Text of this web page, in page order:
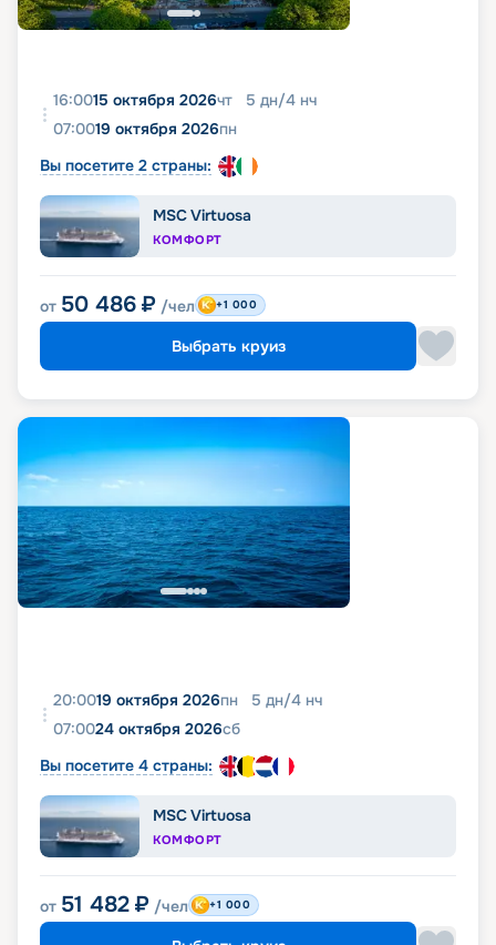
16:0015 октября 2026чт 5 дн/4 нч
07:0019 октября 2026пн
Вы посетите 2 страны:
MSC Virtuosa
КОМФОРТ
от 50 486 ₽ /чел +1 000
Выбрать круиз
20:0019 октября 2026пн 5 дн/4 нч
07:0024 октября 2026сб
Вы посетите 4 страны:
MSC Virtuosa
КОМФОРТ
от 51 482 ₽ /чел +1 000